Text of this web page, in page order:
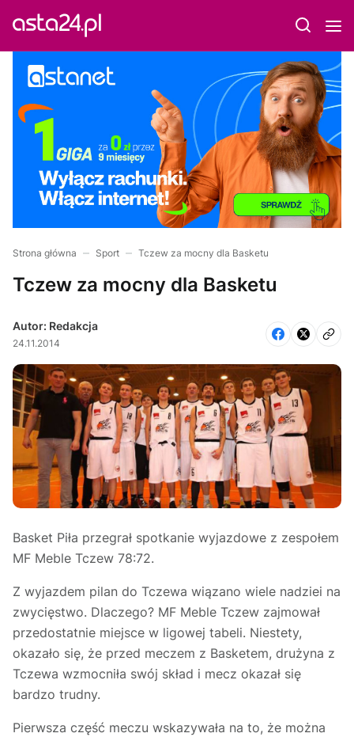
Strona główna Sport Tczew za mocny dla Basketu
Tczew za mocny dla Basketu
Autor: Redakcja
24.11.2014
Basket Piła przegrał spotkanie wyjazdowe z zespołem
MF Meble Tczew 78:72.
Z wyjazdem pilan do Tczewa wiązano wiele nadziei na
zwycięstwo. Dlaczego? MF Meble Tczew zajmował
przedostatnie miejsce w ligowej tabeli. Niestety,
okazało się, że przed meczem z Basketem, drużyna z
Tczewa wzmocniła swój skład i mecz okazał się
bardzo trudny.
Pierwsza część meczu wskazywała na to, że można